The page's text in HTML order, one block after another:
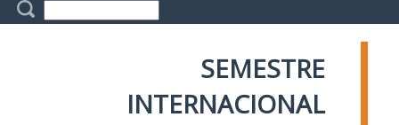
SEMESTRE
INTERNACIONAL